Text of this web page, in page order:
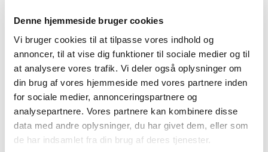
Denne hjemmeside bruger cookies
Vi bruger cookies til at tilpasse vores indhold og
annoncer, til at vise dig funktioner til sociale medier og til
at analysere vores trafik. Vi deler også oplysninger om
din brug af vores hjemmeside med vores partnere inden
for sociale medier, annonceringspartnere og
analysepartnere. Vores partnere kan kombinere disse
data med andre oplysninger, du har givet dem, eller som
de har indsamlet fra din brug af deres tjenester.
MULIGHEDER
DETALJER
LED Ring
light
349,00kr. –